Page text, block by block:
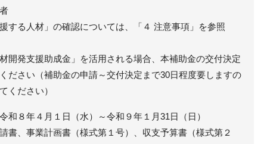
人材」の確認については、「４ 注意事項」を参照
発支援助成金」を活用される場合、本補助金の交付決定
ださい（補助金の申請～交付決定まで30日程度要しますの
ください）
和８年４月１日（水）～令和９年１月31日（日）
書、事業計画書（様式第１号）、収支予算書（様式第２